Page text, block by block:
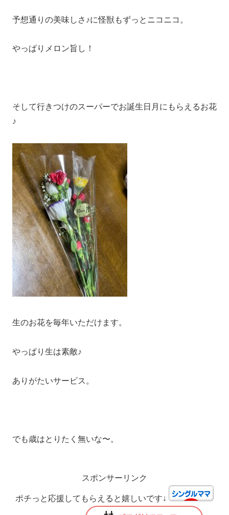
予想通りの美味しさ♪に怪獣もずっとニコニコ。
やっぱりメロン旨し！
そして行きつけのスーパーでお誕生日月にもらえるお花
♪
生のお花を毎年いただけます。
やっぱり生は素敵♪
ありがたいサービス。
でも歳はとりたく無いな〜。
スポンサーリンク
ポチっと応援してもらえると嬉しいです↓